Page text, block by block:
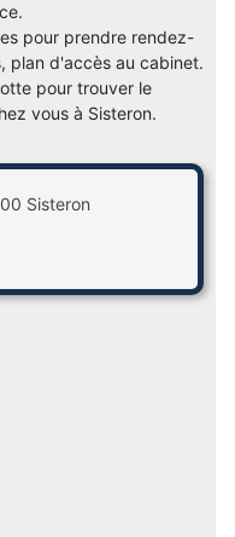
pour prendre rendez-
plan d'accès au cabinet.
pour trouver le
vous à Sisteron.
Sisteron